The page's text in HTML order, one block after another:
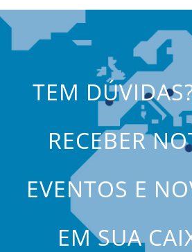
TEM
RECEBER
EVENTOS E
EM SUA